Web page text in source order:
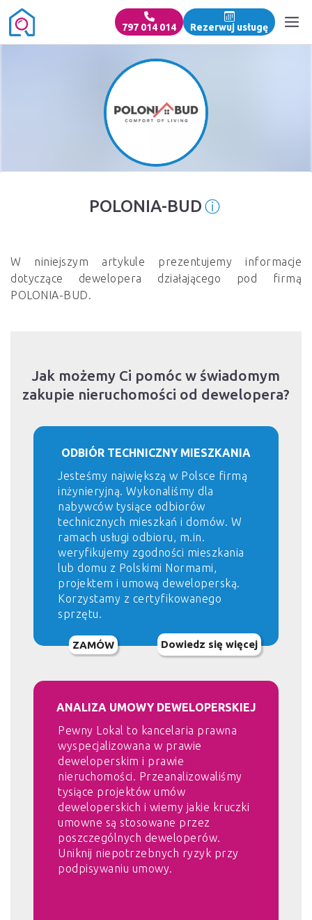
797 014 014 Rezerwuj usługę
POLONIA-BUDⓘInformacja o
W niniejszym artykule prezentujemy informacje
dotyczące dewelopera działającego pod firmą
POLONIA-BUD.
Jak możemy Ci pomóc w świadomym
zakupie nieruchomości od dewelopera?
ODBIÓR TECHNICZNY MIESZKANIA
Jesteśmy największą w Polsce firmą
inżynieryjną. Wykonaliśmy dla
nabywców tysiące odbiorów
technicznych mieszkań i domów. W
ramach usługi odbioru, m.in.
weryfikujemy zgodności mieszkania
lub domu z Polskimi Normami,
projektem i umową deweloperską.
Korzystamy z certyfikowanego
sprzętu.
ZAMÓW Dowiedz się więcej
ANALIZA UMOWY DEWELOPERSKIEJ
Pewny Lokal to kancelaria prawna
wyspecjalizowana w prawie
deweloperskim i prawie
nieruchomości. Przeanalizowaliśmy
tysiące projektów umów
deweloperskich i wiemy jakie kruczki
umowne są stosowane przez
poszczególnych deweloperów.
Uniknij niepotrzebnych ryzyk przy
podpisywaniu umowy.